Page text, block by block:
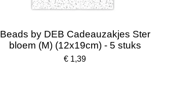
Beads by DEB Cadeauzakjes Ster
bloem (M) (12x19cm) - 5 stuks
€ 1,39